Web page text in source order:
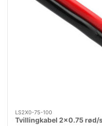
LS2X0-75-100
Tvillingkabel 2x0.75 rød/